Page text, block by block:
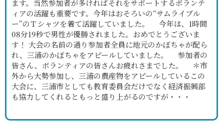
ます。当然参加者が多ければそれをサポートするボランテ
ィアの活躍も重要です。今年はおそろいの“サムライブル
ー”のＴシャツを着て活躍していました。 今年は、1時間
08分19秒で男性が優勝されました。おめでとうございま
す！ 大会の名前の通り参加者全員に地元のかぼちゃが配ら
れ、三浦のかぼちゃをアピールしていました。 参加者の
皆さん、ボランティアの皆さんお疲れさまでした。 ＊市
外から大勢参加し、三浦の農産物をアピールしているこの
大会に、三浦市としても教育委員会だけでなく経済振興部
も協力してくれるともっと盛り上がるのですが・・・